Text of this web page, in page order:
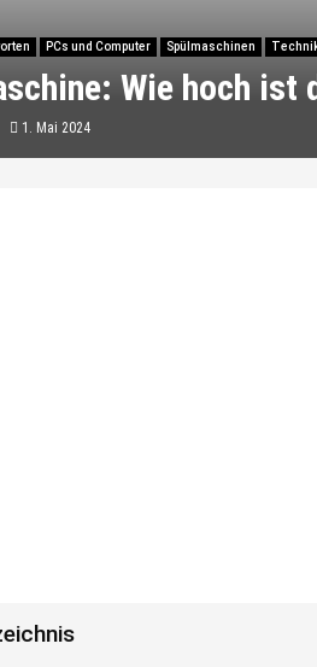
PCs und Computer Spülmaschinen
Wie hoch ist
1. Mai 2024